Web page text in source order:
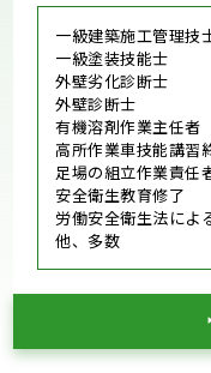
一級建築施工管理技
一級塗装技能士
外壁劣化診断士
外壁診断士
有機溶剤作業主任者
高所作業車技能講習
足場の組立作業責任
安全衛生教育修了
労働安全衛生法によ
他、多数